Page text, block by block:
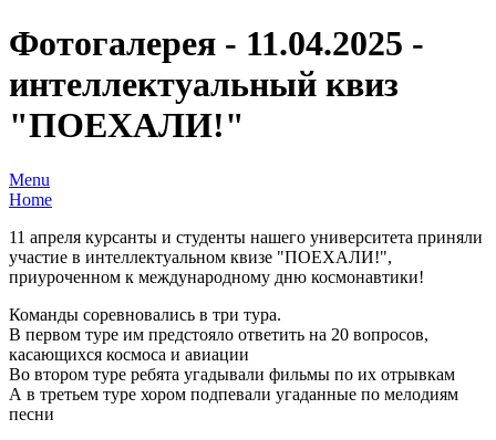
Фотогалерея - 11.04.2025 -
интеллектуальный квиз
"ПОЕХАЛИ!"
Menu
Home
11 апреля курсанты и студенты нашего университета приняли
участие в интеллектуальном квизе "ПОЕХАЛИ!",
приуроченном к международному дню космонавтики!
Команды соревновались в три тура.
В первом туре им предстояло ответить на 20 вопросов,
касающихся космоса и авиации
Во втором туре ребята угадывали фильмы по их отрывкам
А в третьем туре хором подпевали угаданные по мелодиям
песни